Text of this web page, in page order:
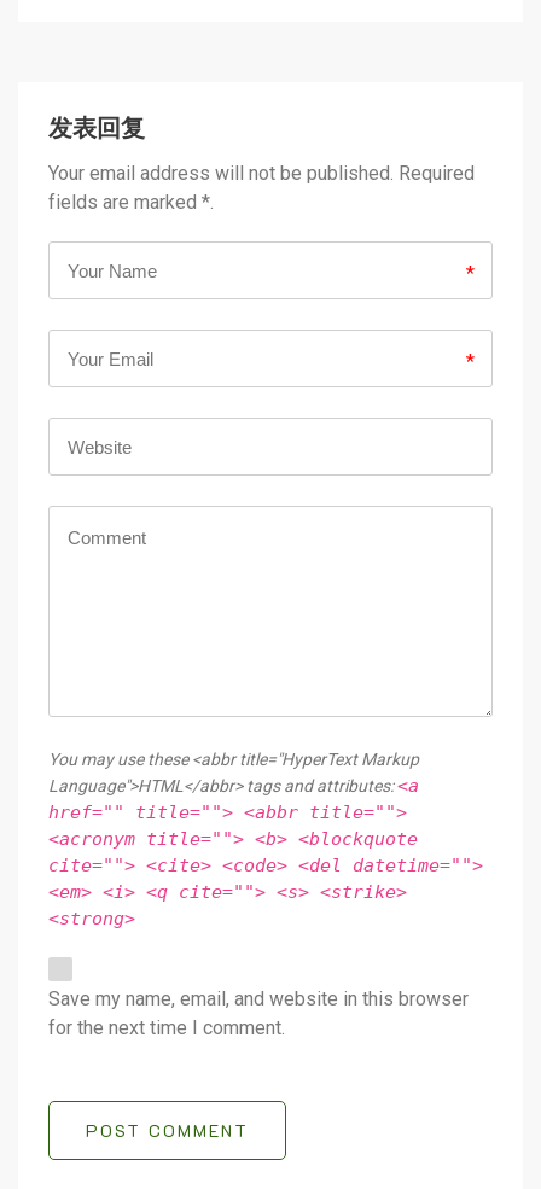
发表回复
Your email address will not be published. Required
fields are marked *.
*
*
You may use these <abbr title="HyperText Markup
Language">HTML</abbr> tags and attributes:<a
href="" title=""> <abbr title="">
<acronym title=""> <b> <blockquote
cite=""> <cite> <code> <del datetime="">
<em> <i> <q cite=""> <s> <strike>
<strong>
Save my name, email, and website in this browser
for the next time I comment.
POST COMMENT